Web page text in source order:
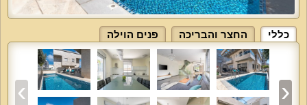
כללי החצר והבריכה פנים הוילה